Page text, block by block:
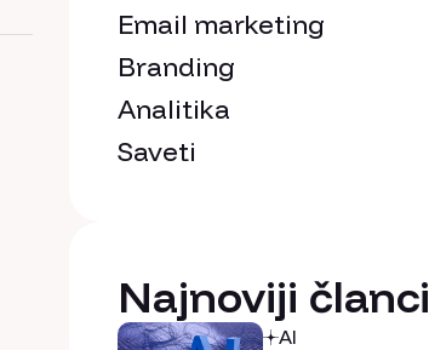
Email marketing
Branding
Analitika
Saveti
Najnoviji članci
AI